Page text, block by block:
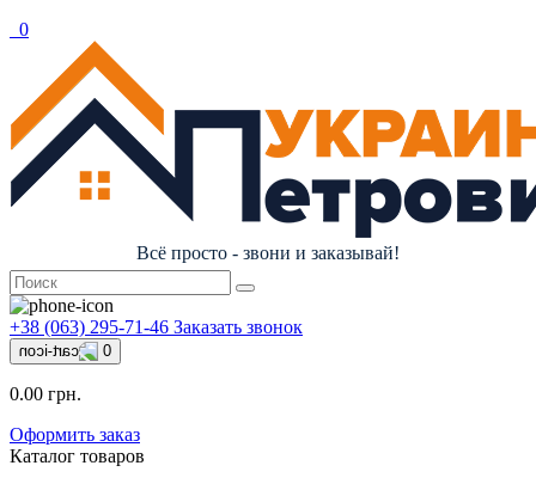
0
Всё просто - звони и заказывай!
+38 (063) 295-71-46 Заказать звонок
0
0.00 грн.
Оформить заказ
Каталог товаров